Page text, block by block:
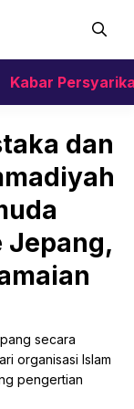
Kabar
dan
Jepang,
secara
organisasi Islam
pengertian